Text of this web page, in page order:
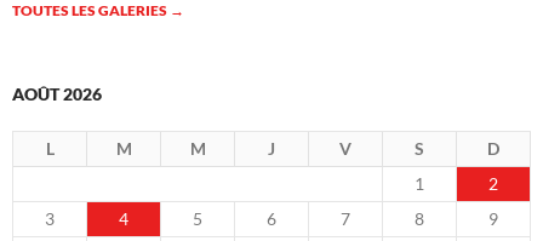
TOUTES LES GALERIES →
AOÛT 2026
L M M J V S
D
1
2
3
4 5 6 7 8
9